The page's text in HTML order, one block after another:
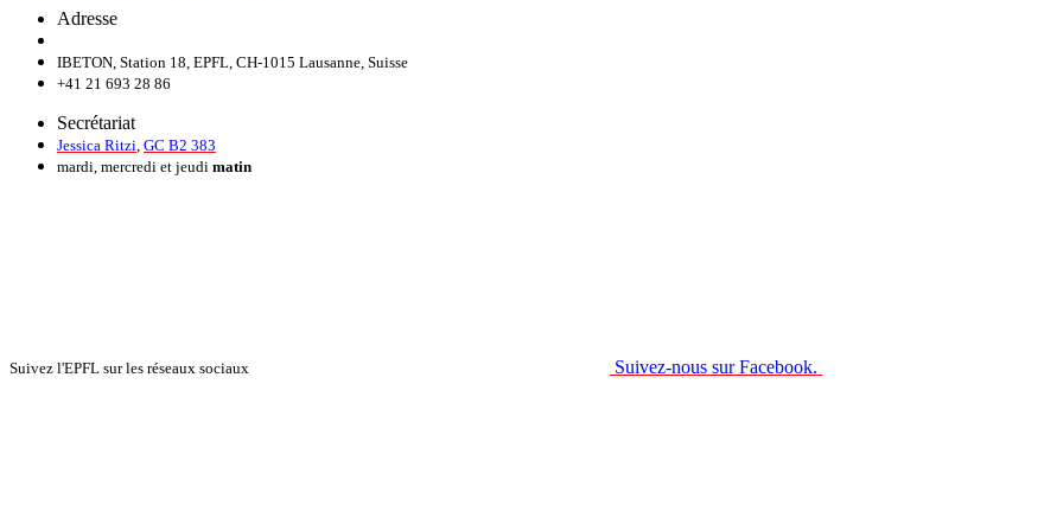
Adresse
IBETON, Station 18, EPFL, CH-1015 Lausanne, Suisse
+41 21 693 28 86
Secrétariat
Jessica Ritzi GC B2 383
mardi, mercredi et jeudi matin
Suivez l'EPFL sur les réseaux sociaux Suivez-nous sur Facebook.